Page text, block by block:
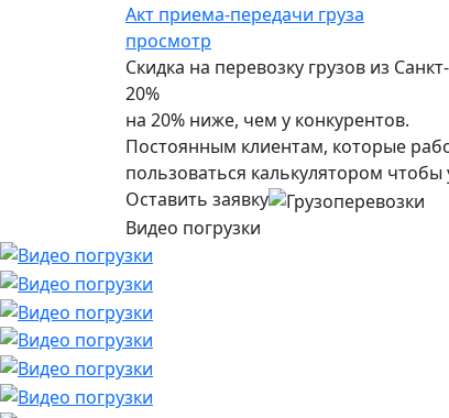
Акт приема-передачи груза
просмотр
Скидка на перевозку грузов из
20%
на 20% ниже, чем у конкурентов.
Постоянным клиентам, которые
пользоваться калькулятором
Оставить заявку
Видео погрузки